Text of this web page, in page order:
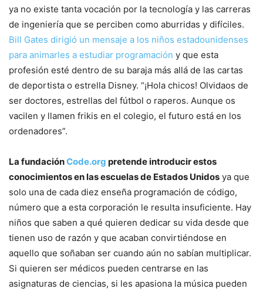
ya no existe tanta vocación por la tecnología y las carreras
de ingeniería que se perciben como aburridas y difíciles.
Bill Gates dirigió un mensaje a los niños estadounidenses
para animarles a estudiar programación y que esta
profesión esté dentro de su baraja más allá de las cartas
de deportista o estrella Disney. “¡Hola chicos! Olvidaos de
ser doctores, estrellas del fútbol o raperos. Aunque os
vacilen y llamen frikis en el colegio, el futuro está en los
ordenadores”.
La fundaciónCode.org pretende introducir estos
conocimientos en las escuelas de Estados Unidos ya que
solo una de cada diez enseña programación de código,
número que a esta corporación le resulta insuficiente. Hay
niños que saben a qué quieren dedicar su vida desde que
tienen uso de razón y que acaban convirtiéndose en
aquello que soñaban ser cuando aún no sabían multiplicar.
Si quieren ser médicos pueden centrarse en las
asignaturas de ciencias, si les apasiona la música pueden